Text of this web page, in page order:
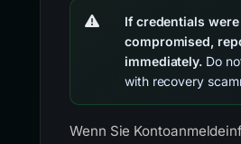
If credentials were
compromised,
immediately. Do
with recovery
Wenn Sie